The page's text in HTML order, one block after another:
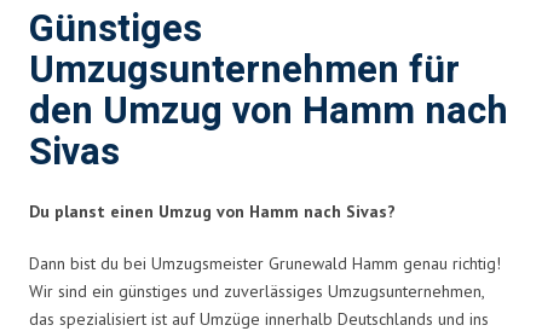
Günstiges
Umzugsunternehmen für
den Umzug von Hamm nach
Sivas
Du planst einen Umzug von Hamm nach Sivas?
Dann bist du bei Umzugsmeister Grunewald Hamm genau richtig!
Wir sind ein günstiges und zuverlässiges Umzugsunternehmen,
das spezialisiert ist auf Umzüge innerhalb Deutschlands und ins